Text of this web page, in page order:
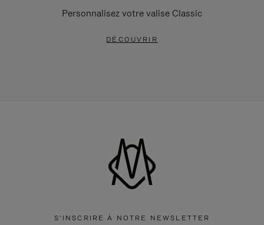
Personnalisez votre valise Classic
DÉCOUVRIR
S'INSCRIRE À NOTRE NEWSLETTER